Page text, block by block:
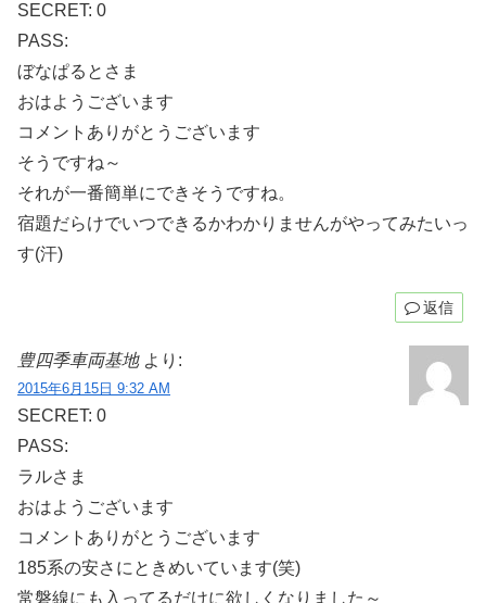
SECRET: 0
PASS:
ぼなぱるとさま
おはようございます
コメントありがとうございます
そうですね～
それが一番簡単にできそうですね。
宿題だらけでいつできるかわかりませんがやってみたいっ
す(汗)
返信
豊四季車両基地 より:
2015年6月15日 9:32 AM
SECRET: 0
PASS:
ラルさま
おはようございます
コメントありがとうございます
185系の安さにときめいています(笑)
常磐線にも入ってるだけに欲しくなりました～